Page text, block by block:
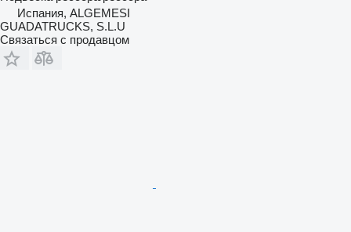
Испания, ALGEMESI
GUADATRUCKS, S.L.U
Связаться с продавцом